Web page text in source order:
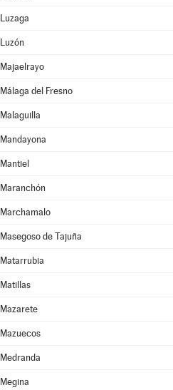
Luzaga
Luzón
Majaelrayo
Málaga del Fresno
Malaguilla
Mandayona
Mantiel
Maranchón
Marchamalo
Masegoso de Tajuña
Matarrubia
Matillas
Mazarete
Mazuecos
Medranda
Megina